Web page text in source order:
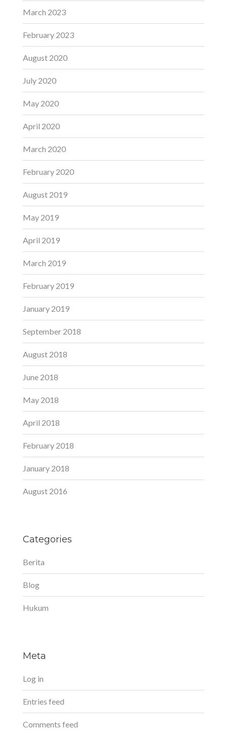
March 2023
February 2023
August 2020
July 2020
May 2020
April 2020
March 2020
February 2020
August 2019
May 2019
April 2019
March 2019
February 2019
January 2019
September 2018
August 2018
June 2018
May 2018
April 2018
February 2018
January 2018
August 2016
Categories
Berita
Blog
Hukum
Meta
Log in
Entries feed
Comments feed